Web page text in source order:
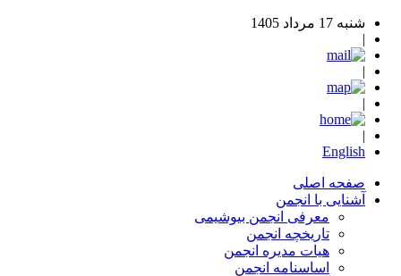
شنبه 17 مرداد 1405
English
صفحه اصلی
آشنایی با انجمن
معرفی انجمن بیوشیمی
تاریخچه انجمن
هیات مدیره انجمن
اساسنامه‌ انجمن